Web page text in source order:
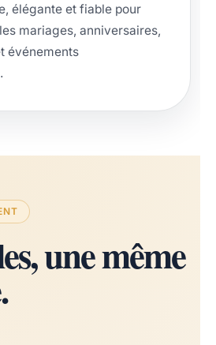
élégante et fiable pour
mariages, anniversaires,
événements
une même